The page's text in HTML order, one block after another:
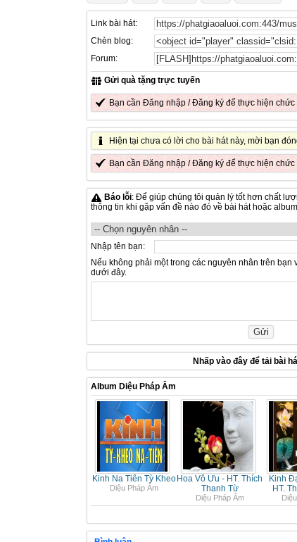
Link bài hát:
Chèn blog:
Forum:
Gửi quà tặng trực tuyến
Bạn cầnĐăng nhập /Đăng ký để thực hiện chức
Hiện tại chưa có lời cho bài hát này, mời bạn
Bạn cầnĐăng nhập /Đăng ký để thực hiện chức
Báo lỗi: Để giúp chúng tôi quản lý tốt hơn chất
thông tin khi gặp vấn đề nào đó về bài hát hoặc
Nhập tên bạn:
Nếu không phải một trong các nguyên nhân trên
dưới đây.
Nhấp vào đây để tải bài
Album Diệu Pháp Âm
Kinh Na Tiên Tỳ Kheo
Diệu Pháp Âm
Hoa Vô Ưu - HT. Thích
Thanh Từ
Diệu Pháp Âm
Kinh
HT.